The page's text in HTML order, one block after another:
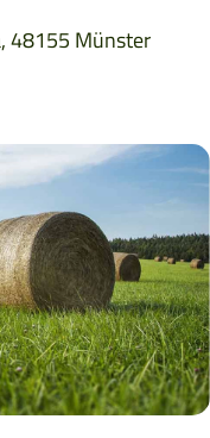
48155 Münster